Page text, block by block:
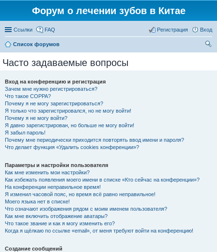
Форум о лечении зубов в Китае
Ссылки FAQ Вход
Регистрация
Список форумов
Часто задаваемые вопросы
Вход на конференцию и регистрация
Зачем мне нужно регистрироваться?
Что такое COPPA?
Почему я не могу зарегистрироваться?
Я только что зарегистрировался, но не могу войти!
Почему я не могу войти?
Я давно зарегистрирован, но больше не могу войти!
Я забыл пароль!
Почему мне периодически приходится повторять ввод имени и пароля?
Что делает функция «Удалить cookies конференции»?
Параметры и настройки пользователя
Как мне изменить мои настройки?
Как избежать появления моего имени в списке «Кто сейчас на конференции»?
На конференции неправильное время!
Я изменил часовой пояс, но время всё равно неправильное!
Моего языка нет в списке!
Что означают изображения рядом с моим именем пользователя?
Как мне включить отображение аватары?
Что такое звание и как я могу изменить его?
Когда я щёлкаю по ссылке «email», от меня требуют войти на конференцию!
Создание сообщений